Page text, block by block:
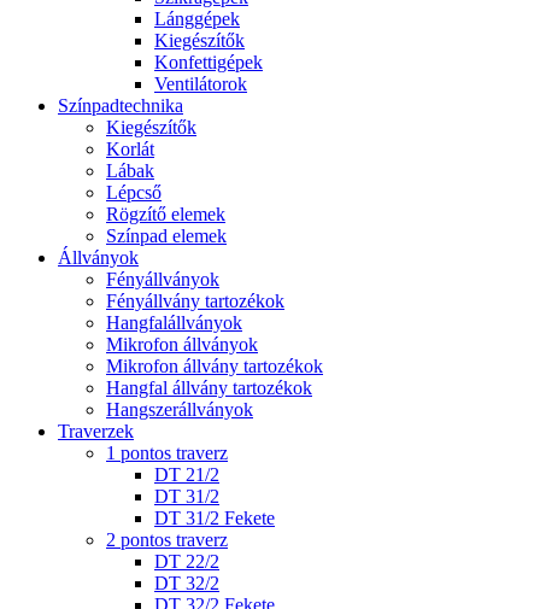
Lánggépek
Kiegészítők
Konfettigépek
Ventilátorok
Színpadtechnika
Kiegészítők
Korlát
Lábak
Lépcső
Rögzítő elemek
Színpad elemek
Állványok
Fényállványok
Fényállvány tartozékok
Hangfalállványok
Mikrofon állványok
Mikrofon állvány tartozékok
Hangfal állvány tartozékok
Hangszerállványok
Traverzek
1 pontos traverz
DT 21/2
DT 31/2
DT 31/2 Fekete
2 pontos traverz
DT 22/2
DT 32/2
DT 32/2 Fekete